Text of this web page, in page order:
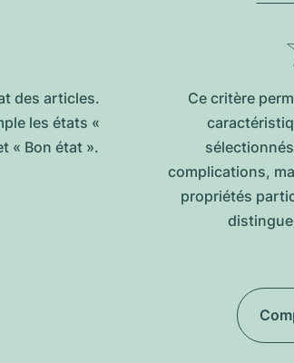
des articles.
les états «
« Bon état ».
Ce critère
complications,
propriétés